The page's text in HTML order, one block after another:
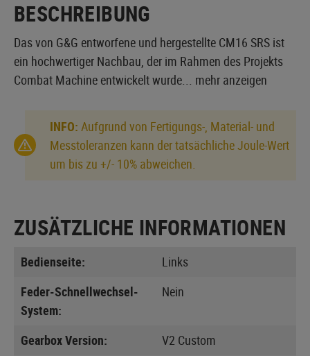
BESCHREIBUNG
Das von G&G entworfene und hergestellte CM16 SRS ist
ein hochwertiger Nachbau, der im Rahmen des Projekts
Combat Machine entwickelt wurde... mehr anzeigen
INFO: Aufgrund von Fertigungs-, Material- und
Messtoleranzen kann der tatsächliche Joule-Wert
um bis zu +/- 10% abweichen.
ZUSÄTZLICHE INFORMATIONEN
Bedienseite:
Links
Feder-Schnellwechsel-
System:
Nein
Gearbox Version:
V2 Custom